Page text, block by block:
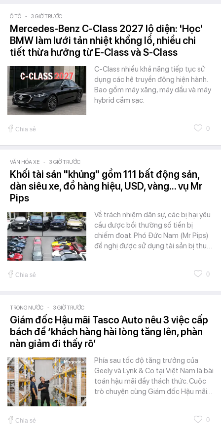
Ô TÔ - 3 GIỜ TRƯỚC
Mercedes-Benz C-Class 2027 lộ diện: 'Học'
BMW làm lưới tản nhiệt khổng lồ, nhiều chi
tiết thừa hưởng từ E-Class và S-Class
C-Class nhiều khả năng tiếp tục sử
dụng các hệ truyền động hiện hành.
Bao gồm máy xăng, máy dầu và máy
hybrid cắm sạc.
Chia sẻ 0
VĂN HÓA XE - 3 GIỜ TRƯỚC
Khối tài sản "khủng" gồm 111 bất động sản,
dàn siêu xe, đồ hàng hiệu, USD, vàng... vụ Mr
Pips
Về trách nhiệm dân sự, các bị hại yêu
cầu được bồi thường số tiền bị
chiếm đoạt. Phó Đức Nam (Mr Pips)
đề nghị được sử dụng tài sản bị thu…
Chia sẻ 0
TRONG NƯỚC - 3 GIỜ TRƯỚC
Giám đốc Hậu mãi Tasco Auto nêu 3 việc cấp
bách để ‘khách hàng hài lòng tăng lên, phàn
nàn giảm đi thấy rõ’
Phía sau tốc độ tăng trưởng của
Geely và Lynk & Co tại Việt Nam là bài
toán hậu mãi đầy thách thức. Cuộc
trò chuyện cùng Giám đốc Hậu mãi…
Chia sẻ 0